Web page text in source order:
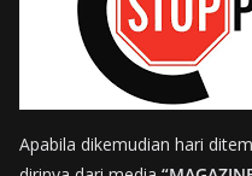
Apabila dikemudian hari